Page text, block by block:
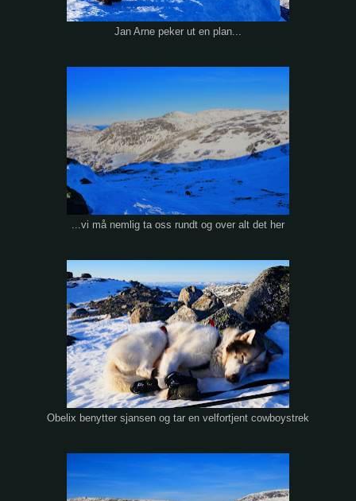
Jan Arne peker ut en plan...
...vi må nemlig ta oss rundt og over alt det her
Obelix benytter sjansen og tar en velfortjent cowboystrek